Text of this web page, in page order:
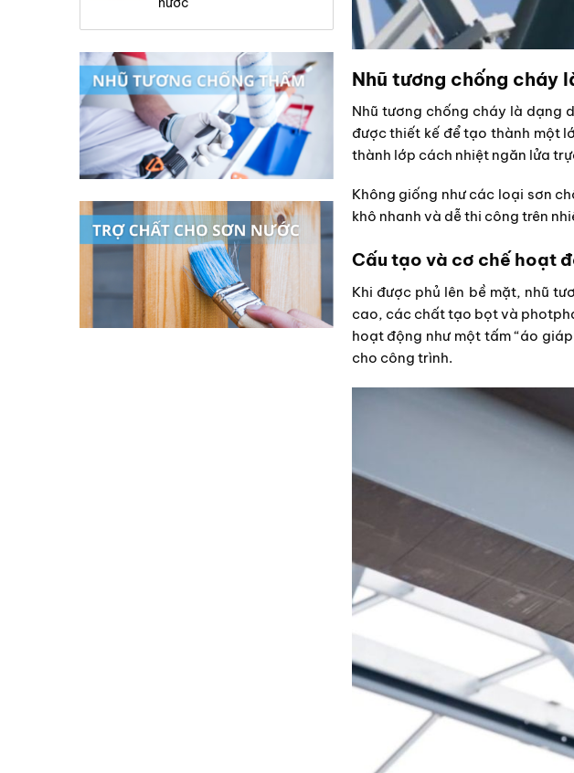
Nhũ tương chống cháy
Nhũ tương chống cháy là dạng
được thiết kế để tạo thành một
thành lớp cách nhiệt ngăn lửa
Không giống như các loại sơn
khô nhanh và dễ thi công trên
Cấu tạo và cơ chế hoạt
Khi được phủ lên bề mặt, nhũ
cao, các chất tạo bọt và
hoạt động như một tấm “áo
cho công trình.